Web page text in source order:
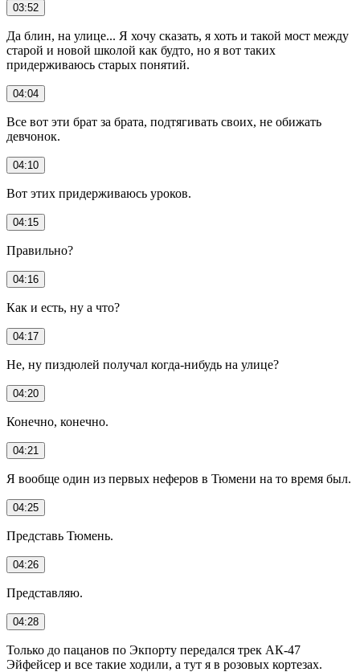
03:52
Да блин, на улице... Я хочу сказать, я хоть и такой мост между
старой и новой школой как будто, но я вот таких
придерживаюсь старых понятий.
04:04
Все вот эти брат за брата, подтягивать своих, не обижать
девчонок.
04:10
Вот этих придерживаюсь уроков.
04:15
Правильно?
04:16
Как и есть, ну а что?
04:17
Не, ну пиздюлей получал когда-нибудь на улице?
04:20
Конечно, конечно.
04:21
Я вообще один из первых неферов в Тюмени на то время был.
04:25
Представь Тюмень.
04:26
Представляю.
04:28
Только до пацанов по Экпорту передался трек АК-47
Эйфейсер и все такие ходили, а тут я в розовых кортезах.